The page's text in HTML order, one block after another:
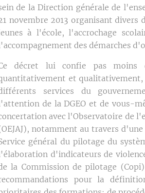
de la Direction générale de
novembre 2013 organisant
à l'école, l'accrochage
des démarches
décret lui confie pas moins
et qualitativement,
services du
de la DGEO et de vous-
avec l'Observatoire de
notamment au travers
général du pilotage du
d'indicateurs de
la Commission de pilotage
pour la